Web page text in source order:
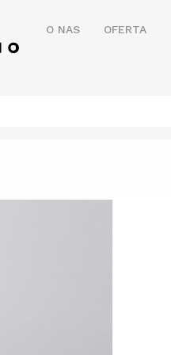
O NAS OFERTA